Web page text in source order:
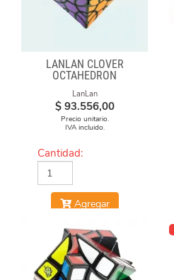
LANLAN CLOVER
OCTAHEDRON
LanLan
$ 93.556,00
Precio unitario.
IVA incluido.
Cantidad:
Agregar